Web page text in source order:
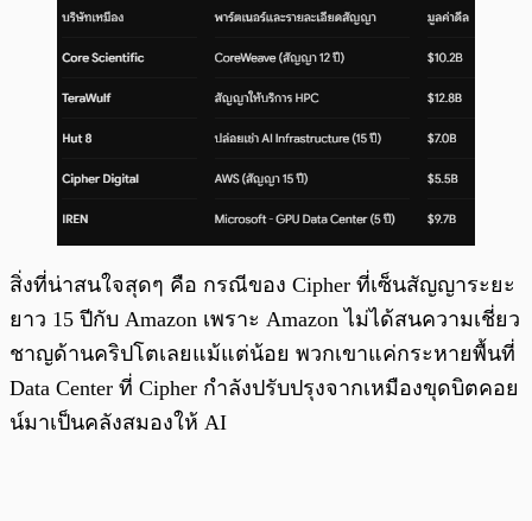
สิ่งที่น่าสนใจสุดๆ คือ กรณีของ Cipher ที่เซ็นสัญญาระยะ
ยาว 15 ปีกับ Amazon เพราะ Amazon ไม่ได้สนความเชี่ยว
ชาญด้านคริปโตเลยแม้แต่น้อย พวกเขาแค่กระหายพื้นที่
Data Center ที่ Cipher กำลังปรับปรุงจากเหมืองขุดบิตคอย
น์มาเป็นคลังสมองให้ AI